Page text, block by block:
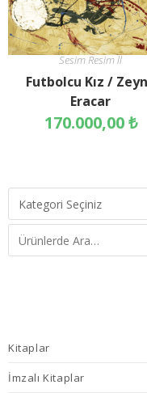
Sesim Resim ll
Futbolcu Kız /
Eracar
170.000,00₺
Kitaplar
İmzalı Kitaplar